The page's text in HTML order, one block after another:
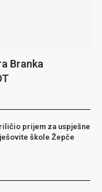
Branka
prijem za uspješne
škole Žepče